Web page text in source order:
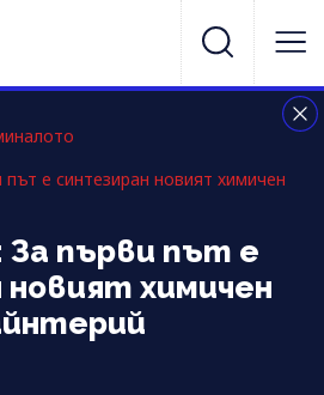
път е синтезиран новият химичен
За първи път е
химичен